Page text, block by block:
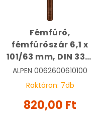
Fémfúró,
fémfúrószár 6,1 x
101/63 mm, DIN 338,
HSS, Sprint Master |
ALPEN
ALPEN 0062600610100
Raktáron: 7db
820,00 Ft